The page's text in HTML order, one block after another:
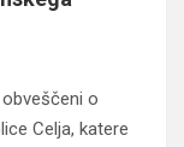
o
Celja, katere